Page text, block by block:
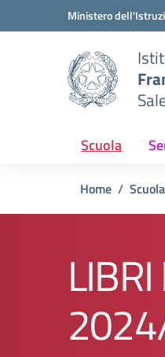
Vai ai contenuti
Vai al menu di navigazione
Ministero
Scuola
Home Scuola